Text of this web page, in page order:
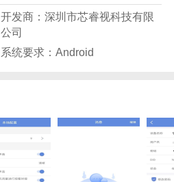
完成登录校验，即可访问软
开发商：深圳市芯睿视科技有限
公司
系统要求：Android